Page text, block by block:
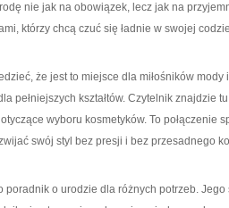
nie jak na obowiązek, lecz jak na
którzy chcą czuć się ładnie w swojej
że jest to miejsce dla miłośników
pełniejszych kształtów. Czytelnik znajdzie
wyboru kosmetyków. To połączenie
swój styl bez presji i bez przesadnego
o urodzie dla różnych potrzeb. Jego